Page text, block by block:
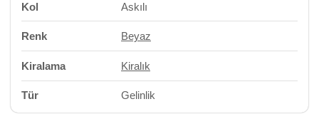
Kol Askılı
Renk Beyaz
Kiralama Kiralık
Tür Gelinlik